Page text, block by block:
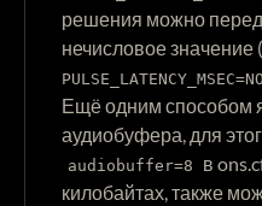
решения можно
нечисловое значение (
Ещё одним способом
аудиобуфера, для
audiobuffer=8
в
килобайтах, также